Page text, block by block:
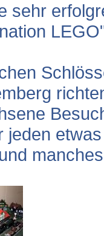
sehr
jeden